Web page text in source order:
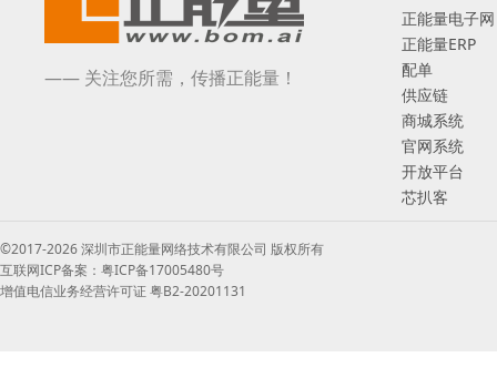
—— 关注您所需，传播正能量！
正能量电子网
正能量ERP
配单
供应链
商城系统
官网系统
开放平台
芯扒客
©2017-2026 深圳市正能量网络技术有限公司 版权所有
互联网ICP备案：粤ICP备17005480号
增值电信业务经营许可证 粤B2-20201131